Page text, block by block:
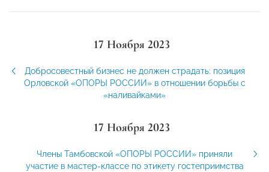
17 Ноября 2023
Добросовестный бизнес не должен страдать: позиция
Орловской «ОПОРЫ РОССИИ» в отношении борьбы с
«наливайками»
17 Ноября 2023
Члены Тамбовской «ОПОРЫ РОССИИ» приняли
участие в мастер-классе по этикету гостеприимства